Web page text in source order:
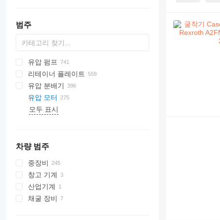
범주
유압 펌프
리테이너 플레이트
유압 분배기
유압 모터
모두 표시
차량 범주
중장비
굴착기
백호 로더
크레인
이동형 크레인
드릴링 장비
창고 기계
항만 장비
안벽 크레인
산업기계
재활용기계
채굴 장비